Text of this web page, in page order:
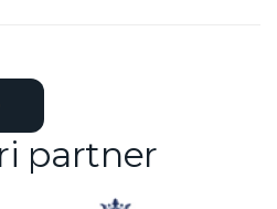
partner